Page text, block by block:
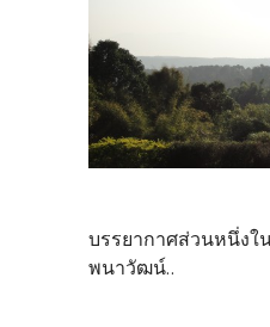
บรรยากาศส่วนหนึ่งใ
พนาวัฒน์..